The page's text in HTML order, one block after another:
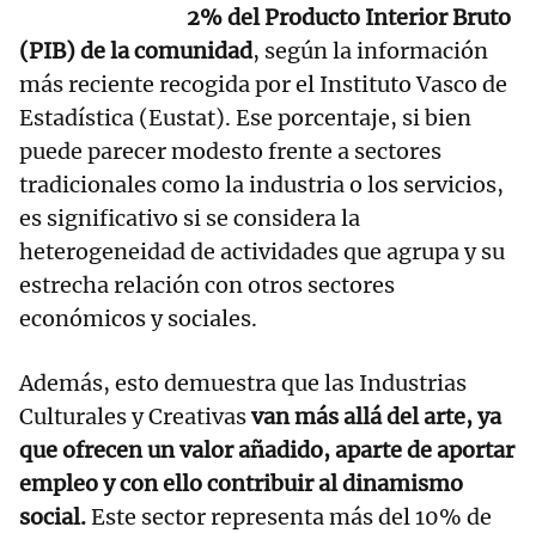
2% del Producto Interior Bruto
(PIB) de la comunidad, según la información
más reciente recogida por el Instituto Vasco de
Estadística (Eustat). Ese porcentaje, si bien
puede parecer modesto frente a sectores
tradicionales como la industria o los servicios,
es significativo si se considera la
heterogeneidad de actividades que agrupa y su
estrecha relación con otros sectores
económicos y sociales.
Además, esto demuestra que las Industrias
Culturales y Creativasvan más allá del arte, ya
que ofrecen un valor añadido, aparte de aportar
empleo y con ello contribuir al dinamismo
social.Este sector representa más del 10% de